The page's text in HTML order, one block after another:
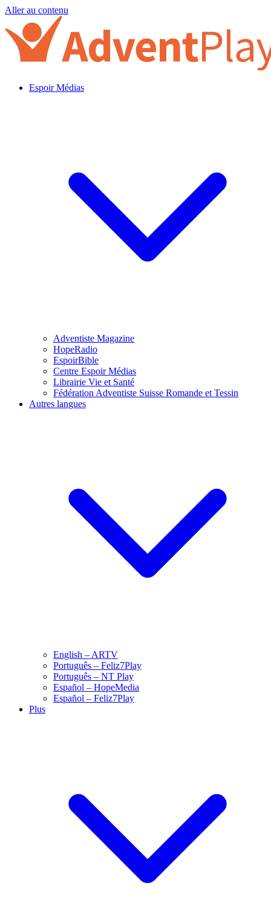
Aller au contenu
Espoir Médias
Adventiste Magazine
HopeRadio
EspoirBible
Centre Espoir Médias
Librairie Vie et Santé
Fédération Adventiste Suisse Romande et Tessin
Autres langues
English – ARTV
Português – Feliz7Play
Português – NT Play
Español – HopeMedia
Español – Feliz7Play
Plus